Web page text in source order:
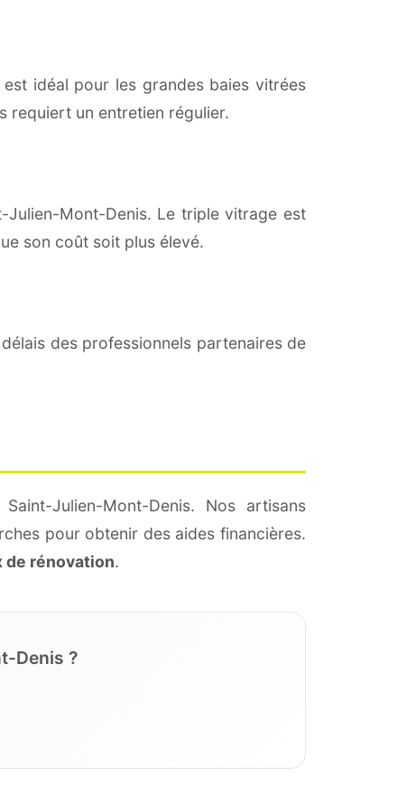
idéal pour les grandes baies vitrées
requiert un entretien régulier.
Julien-Mont-Denis. Le triple vitrage est
son coût soit plus élevé.
des professionnels partenaires de
Julien-Mont-Denis. Nos artisans
pour obtenir des aides financières.
de rénovation.
Denis ?